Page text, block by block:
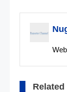
pos